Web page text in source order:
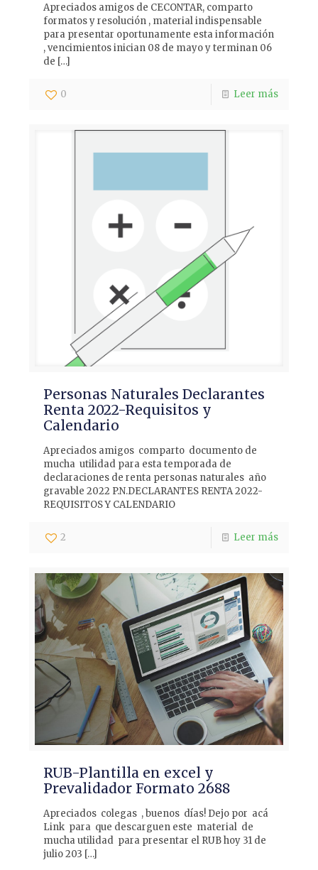
Apreciados amigos de CECONTAR, comparto
formatos y resolución , material indispensable
para presentar oportunamente esta información
, vencimientos inician 08 de mayo y terminan 06
de […]
0 Leer más
Personas Naturales Declarantes
Renta 2022-Requisitos y
Calendario
Apreciados amigos comparto documento de
mucha utilidad para esta temporada de
declaraciones de renta personas naturales año
gravable 2022 P.N.DECLARANTES RENTA 2022-
REQUISITOS Y CALENDARIO
2 Leer más
RUB-Plantilla en excel y
Prevalidador Formato 2688
Apreciados colegas , buenos días! Dejo por acá
Link para que descarguen este material de
mucha utilidad para presentar el RUB hoy 31 de
julio 203 […]